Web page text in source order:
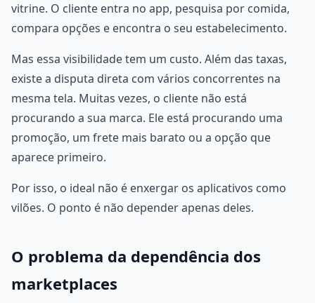
vitrine. O cliente entra no app, pesquisa por comida,
compara opções e encontra o seu estabelecimento.
Mas essa visibilidade tem um custo. Além das taxas,
existe a disputa direta com vários concorrentes na
mesma tela. Muitas vezes, o cliente não está
procurando a sua marca. Ele está procurando uma
promoção, um frete mais barato ou a opção que
aparece primeiro.
Por isso, o ideal não é enxergar os aplicativos como
vilões. O ponto é não depender apenas deles.
O problema da dependência dos
marketplaces